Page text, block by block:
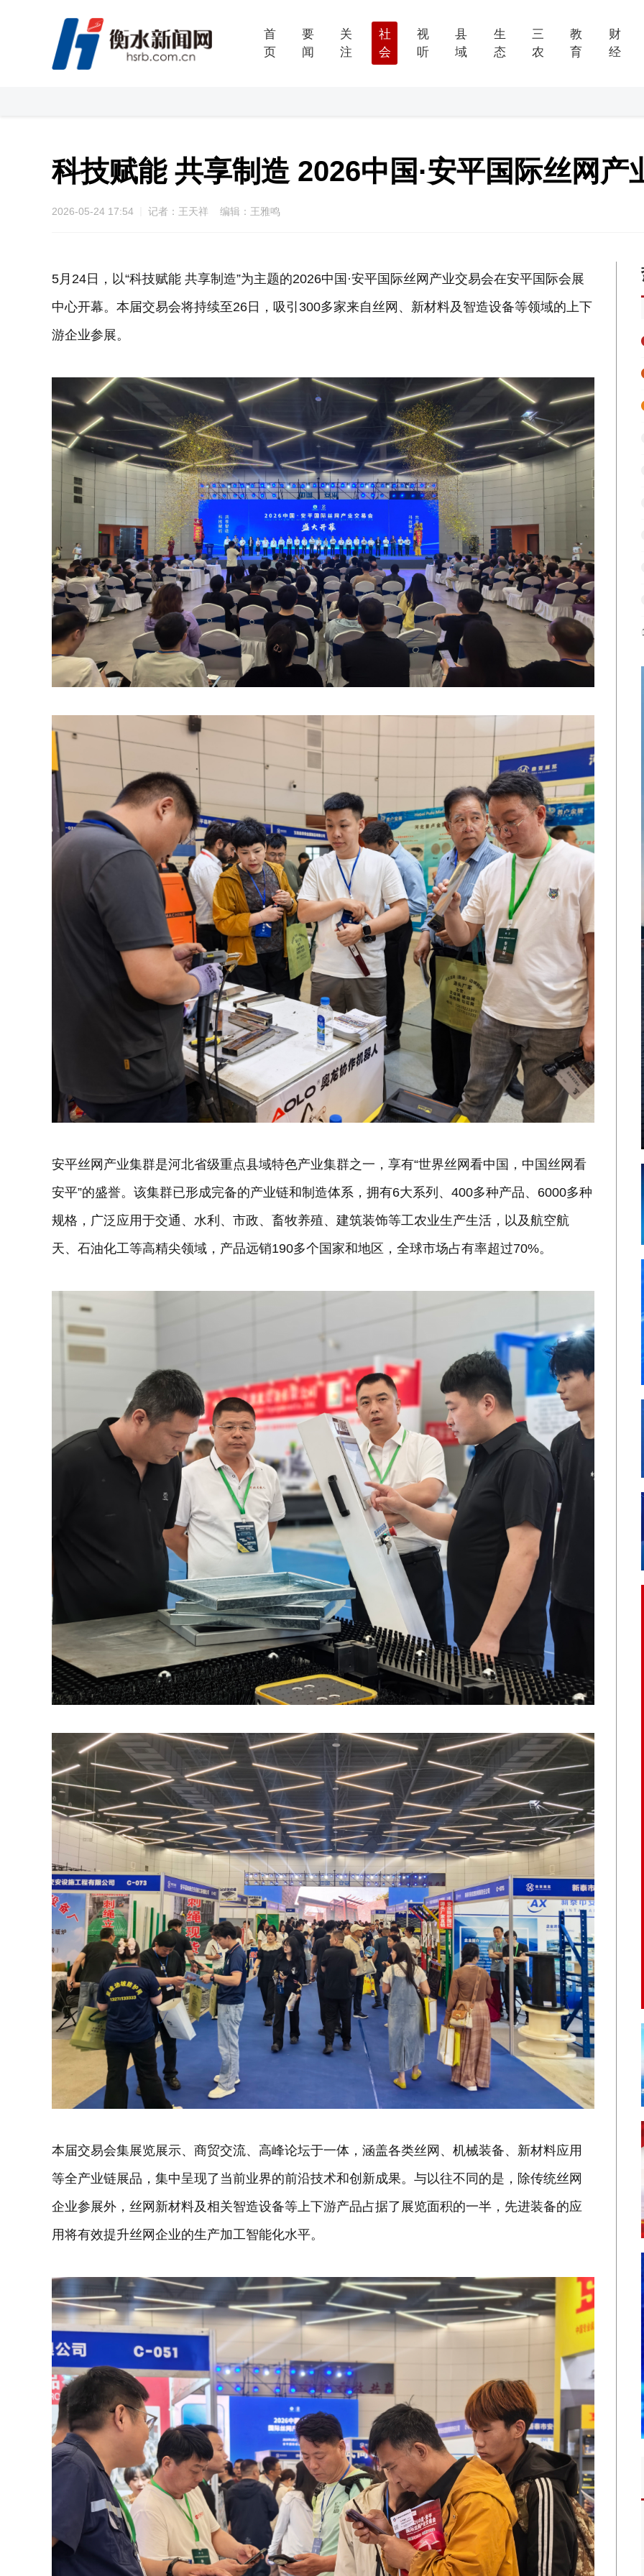
首
页
要
闻
关
注
社
会
视
听
县
域
生
态
三
农
教
育
财
经
科技赋能 共享制造 2026中国·安平国际丝网产
2026-05-24 17:54 记者：王天祥 编辑：王雅鸣
5月24日，以“科技赋能 共享制造”为主题的2026中国·安平国际丝网产业交易会在安平国际会展
中心开幕。本届交易会将持续至26日，吸引300多家来自丝网、新材料及智造设备等领域的上下
游企业参展。
安平丝网产业集群是河北省级重点县域特色产业集群之一，享有“世界丝网看中国，中国丝网看
安平”的盛誉。该集群已形成完备的产业链和制造体系，拥有6大系列、400多种产品、6000多种
规格，广泛应用于交通、水利、市政、畜牧养殖、建筑装饰等工农业生产生活，以及航空航
天、石油化工等高精尖领域，产品远销190多个国家和地区，全球市场占有率超过70%。
本届交易会集展览展示、商贸交流、高峰论坛于一体，涵盖各类丝网、机械装备、新材料应用
等全产业链展品，集中呈现了当前业界的前沿技术和创新成果。与以往不同的是，除传统丝网
企业参展外，丝网新材料及相关智造设备等上下游产品占据了展览面积的一半，先进装备的应
用将有效提升丝网企业的生产加工智能化水平。